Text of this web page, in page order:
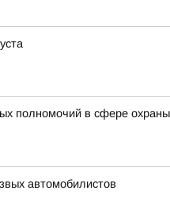
полномочий в сфере
автомобилистов